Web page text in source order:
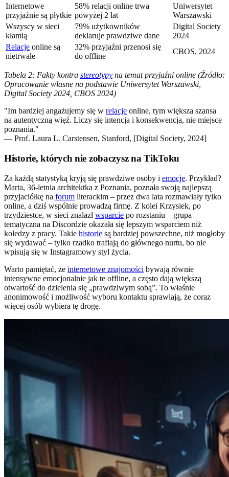
Internetowe
przyjaźnie są płytkie
58% relacji online trwa
powyżej 2 lat
Uniwersytet
Warszawski
Wszyscy w sieci
kłamią
79% użytkowników
deklaruje prawdziwe dane
Digital Society
2024
Relacje online są
nietrwałe
32% przyjaźni przenosi się
do offline
CBOS, 2024
Tabela 2: Fakty kontra stereotypy na temat przyjaźni online (Źródło:
Opracowanie własne na podstawie Uniwersytet Warszawski,
Digital Society 2024, CBOS 2024)
"Im bardziej angażujemy się w relacje online, tym większa szansa
na autentyczną więź. Liczy się intencja i konsekwencja, nie miejsce
poznania."
— Prof. Laura L. Carstensen, Stanford, [Digital Society, 2024]
Historie, których nie zobaczysz na TikToku
Za każdą statystyką kryją się prawdziwe osoby i emocje. Przykład?
Marta, 36-letnia architektka z Poznania, poznała swoją najlepszą
przyjaciółkę na forum literackim – przez dwa lata rozmawiały tylko
online, a dziś wspólnie prowadzą firmę. Z kolei Krzysiek, po
trzydziestce, w sieci znalazłwsparcie po rozstaniu – grupa
tematyczna na Discordzie okazała się lepszym wsparciem niż
koledzy z pracy. Takie historie są bardziej powszechne, niż mogłoby
się wydawać – tylko rzadko trafiają do głównego nurtu, bo nie
wpisują się w Instagramowy styl życia.
Warto pamiętać, że internetowe znajomości bywają równie
intensywne emocjonalnie jak te offline, a często dają większą
otwartość do dzielenia się „prawdziwym sobą”. To właśnie
anonimowość i możliwość wyboru kontaktu sprawiają, że coraz
więcej osób wybiera tę drogę.